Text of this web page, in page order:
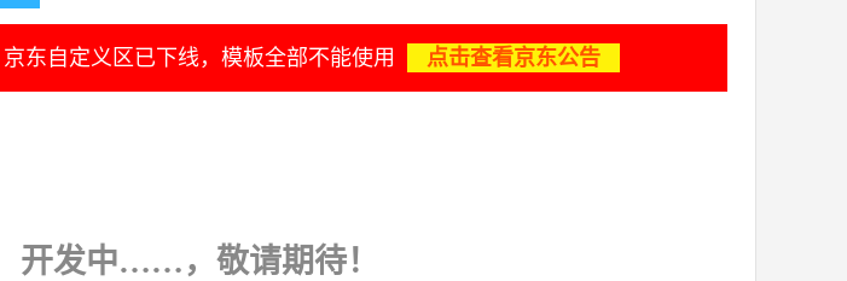
东自定义区已下线，模板全部不能使用 点击查看京东公告
开发中……，敬请期待！